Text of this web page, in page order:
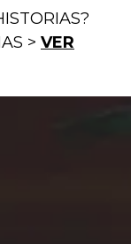
de 15 días en Japón
los vuelos-
> VER